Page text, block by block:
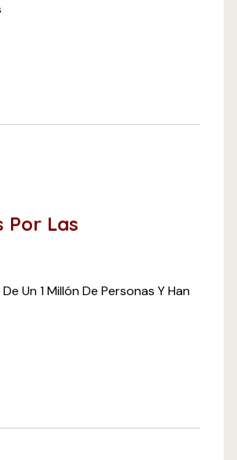
Por Las
Un 1 Millón De Personas Y Han